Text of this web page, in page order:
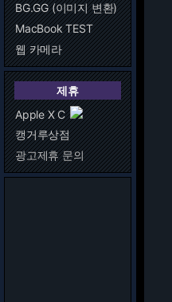
BG.GG (이미지 변환)
MacBook TEST
웹 카메라
제휴
Apple X C
캥거루상점
광고제휴 문의